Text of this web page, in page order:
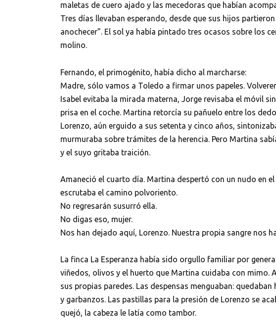
maletas de cuero ajado y las mecedoras que habían
Tres días llevaban esperando, desde que sus hijos
anochecer”. El sol ya había pintado tres ocasos sobre los
molino.
Fernando, el primogénito, había dicho al marcharse:
Madre, sólo vamos a Toledo a firmar unos papeles.
Isabel evitaba la mirada materna, Jorge revisaba el móvil
prisa en el coche. Martina retorcía su pañuelo entre los
Lorenzo, aún erguido a sus setenta y cinco años,
murmuraba sobre trámites de la herencia. Pero Martina
y el suyo gritaba traición.
Amaneció el cuarto día. Martina despertó con un nudo en
escrutaba el camino polvoriento.
No regresarán susurró ella.
No digas eso, mujer.
Nos han dejado aquí, Lorenzo. Nuestra propia sangre nos
La finca La Esperanza había sido orgullo familiar por
viñedos, olivos y el huerto que Martina cuidaba con mimo.
sus propias paredes. Las despensas menguaban:
y garbanzos. Las pastillas para la presión de Lorenzo se
quejó, la cabeza le latía como tambor.